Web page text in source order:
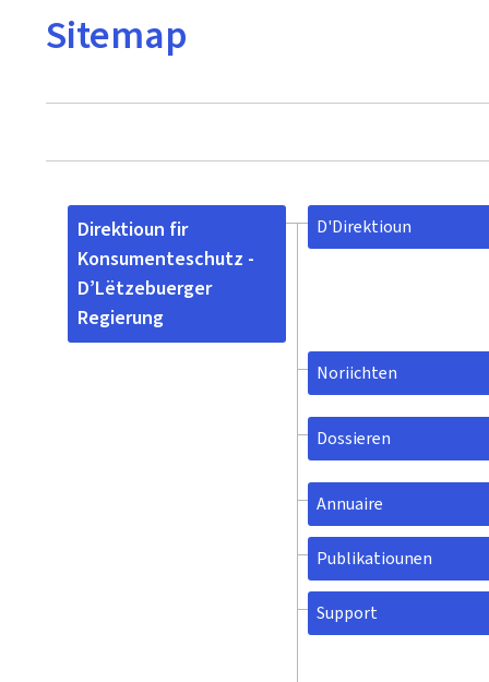
Sitemap
Direktioun fir
Konsumenteschutz -
D’Lëtzebuerger
Regierung
D'Direktioun
Noriichten
Dossieren
Annuaire
Publikatiounen
Support